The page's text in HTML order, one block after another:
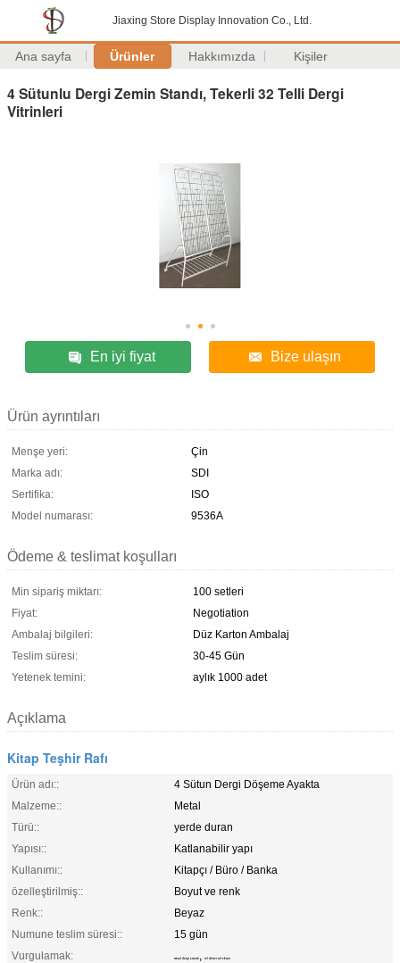
Jiaxing Store Display Innovation Co., Ltd.
Ana sayfa Ürünler Hakkımızda Kişiler
4 Sütunlu Dergi Zemin Standı, Tekerli 32 Telli Dergi
Vitrinleri
En iyi fiyat Bize ulaşın
Ürün ayrıntıları
Menşe yeri:
Çin
Marka adı:
SDI
Sertifika:
ISO
Model numarası:
9536A
Ödeme & teslimat koşulları
Min sipariş miktarı:
100 setleri
Fiyat:
Negotiation
Ambalaj bilgileri:
Düz Karton Ambalaj
Teslim süresi:
30-45 Gün
Yetenek temini:
aylık 1000 adet
Açıklama
Kitap Teşhir Rafı
Ürün adı::
4 Sütun Dergi Döşeme Ayakta
Malzeme::
Metal
Türü::
yerde duran
Yapısı::
Katlanabilir yapı
Kullanımı::
Kitapçı / Büro / Banka
özelleştirilmiş::
Boyut ve renk
Renk::
Beyaz
Numune teslim süresi::
15 gün
Vurgulamak:
metal dergi standı , tel döner raf ekran